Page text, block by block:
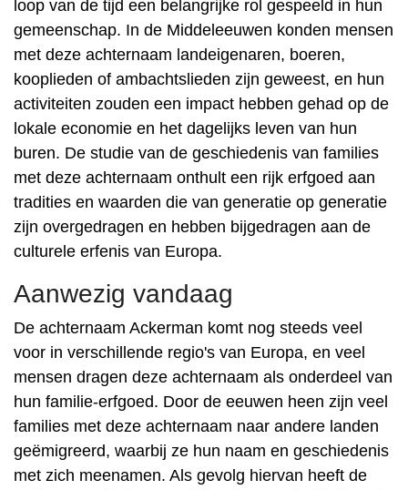
loop van de tijd een belangrijke rol gespeeld in hun
gemeenschap. In de Middeleeuwen konden mensen
met deze achternaam landeigenaren, boeren,
kooplieden of ambachtslieden zijn geweest, en hun
activiteiten zouden een impact hebben gehad op de
lokale economie en het dagelijks leven van hun
buren. De studie van de geschiedenis van families
met deze achternaam onthult een rijk erfgoed aan
tradities en waarden die van generatie op generatie
zijn overgedragen en hebben bijgedragen aan de
culturele erfenis van Europa.
Aanwezig vandaag
De achternaam Ackerman komt nog steeds veel
voor in verschillende regio's van Europa, en veel
mensen dragen deze achternaam als onderdeel van
hun familie-erfgoed. Door de eeuwen heen zijn veel
families met deze achternaam naar andere landen
geëmigreerd, waarbij ze hun naam en geschiedenis
met zich meenamen. Als gevolg hiervan heeft de